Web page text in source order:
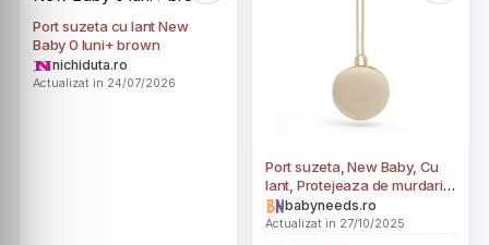
Port suzeta cu lant New
Baby 0 luni+ brown
nichiduta.ro
Actualizat in 24/07/2026
Port suzeta, New Baby, Cu
lant, Protejeaza de murdarie,
Silicon, Fara BPA, 0 luni+,
Beige
babyneeds.ro
Actualizat in 27/10/2025